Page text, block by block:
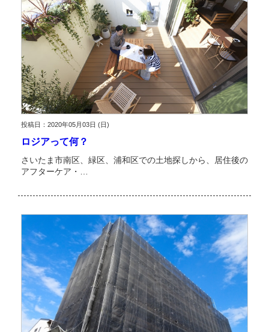
投稿日：2020年05月03日 (日)
ロジアって何？
さいたま市南区、緑区、浦和区での土地探しから、居住後の
アフターケア・…